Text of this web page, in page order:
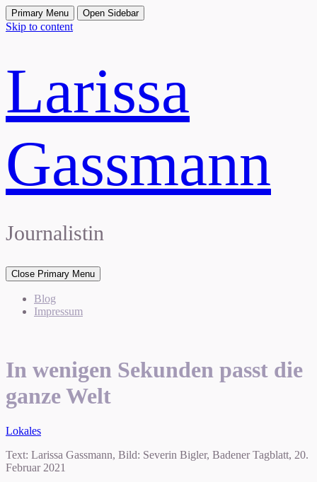
Primary Menu Open Sidebar
Skip to content
Larissa
Gassmann
Journalistin
Close Primary Menu
Blog
Impressum
In wenigen Sekunden passt die
ganze Welt
Lokales
Text: Larissa Gassmann, Bild: Severin Bigler, Badener Tagblatt, 20.
Februar 2021